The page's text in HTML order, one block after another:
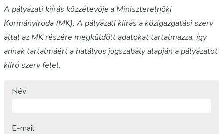
A pályázati kiírás közzétevője a Miniszterelnöki
Kormányiroda (MK). A pályázati kiírás a közigazgatási szerv
által az MK részére megküldött adatokat tartalmazza, így
annak tartalmáért a hatályos jogszabály alapján a pályázatot
kiíró szerv felel.
Név
E-mail